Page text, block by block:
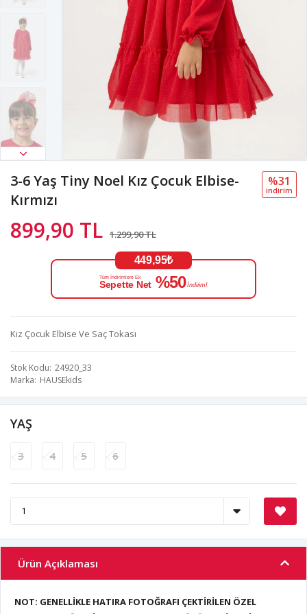
3-6 Yaş Tiny Noel Kız Çocuk Elbise-
Kırmızı
899,90 TL 1.299,90 TL
%31
i̇ndi̇ri̇m
449,95₺
Tüm İndirimlere Ek
Sepette Net %50 İndirim!
Kız Çocuk Elbise Ve Saç Tokası
Stok Kodu 24920_33
Marka HAUSEkids
YAŞ
3 4 5 6
Ürün Açıklaması
NOT: GENELLİKLE HATIRA FOTOĞRAFI ÇEKTİRİLEN ÖZEL